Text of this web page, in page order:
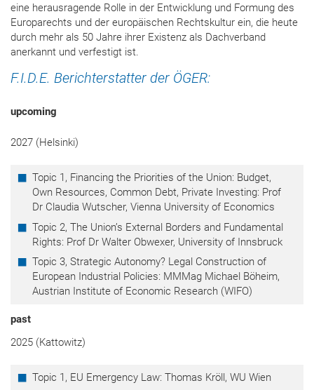
eine herausragende Rolle in der Entwicklung und Formung des
Europarechts und der europäischen Rechtskultur ein, die heute
durch mehr als 50 Jahre ihrer Existenz als Dachverband
anerkannt und verfestigt ist.
F.I.D.E. Berichterstatter der ÖGER:
upcoming
2027 (Helsinki)
Topic 1, Financing the Priorities of the Union: Budget,
Own Resources, Common Debt, Private Investing: Prof
Dr Claudia Wutscher, Vienna University of Economics
Topic 2, The Union’s External Borders and Fundamental
Rights: Prof Dr Walter Obwexer, University of Innsbruck
Topic 3, Strategic Autonomy? Legal Construction of
European Industrial Policies: MMMag Michael Böheim,
Austrian Institute of Economic Research (WIFO)
past
2025 (Kattowitz)
Topic 1, EU Emergency Law: Thomas Kröll, WU Wien